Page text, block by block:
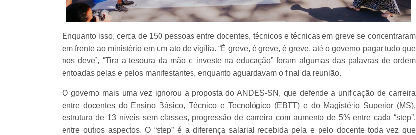
Enquanto isso, cerca de 150 pessoas entre docentes, técnicos e técnicas em greve se concentraram
em frente ao ministério em um ato de vigília. “É greve, é greve, é greve, até o governo pagar tudo que
nos deve”, “Tira a tesoura da mão e investe na educação” foram algumas das palavras de ordem
entoadas pelas e pelos manifestantes, enquanto aguardavam o final da reunião.
O governo mais uma vez ignorou a proposta do ANDES-SN, que defende a unificação de carreira
entre docentes do Ensino Básico, Técnico e Tecnológico (EBTT) e do Magistério Superior (MS),
estrutura de 13 níveis sem classes, progressão de carreira com aumento de 5% entre cada “step”,
entre outros aspectos. O “step” é a diferença salarial recebida pela e pelo docente toda vez que